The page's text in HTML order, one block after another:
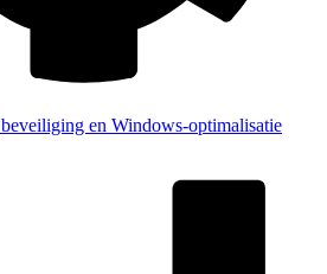
en Windows-optimalisatie